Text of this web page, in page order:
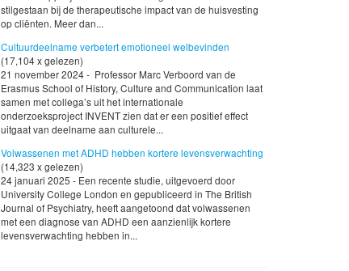
stilgestaan bij de therapeutische impact van de huisvesting
op cliënten. Meer dan...
Cultuurdeelname verbetert emotioneel welbevinden
(17,104 x gelezen)
21 november 2024 - Professor Marc Verboord van de
Erasmus School of History, Culture and Communication laat
samen met collega’s uit het internationale
onderzoeksproject INVENT zien dat er een positief effect
uitgaat van deelname aan culturele...
Volwassenen met ADHD hebben kortere levensverwachting
(14,323 x gelezen)
24 januari 2025 - Een recente studie, uitgevoerd door
University College London en gepubliceerd in The British
Journal of Psychiatry, heeft aangetoond dat volwassenen
met een diagnose van ADHD een aanzienlijk kortere
levensverwachting hebben in...